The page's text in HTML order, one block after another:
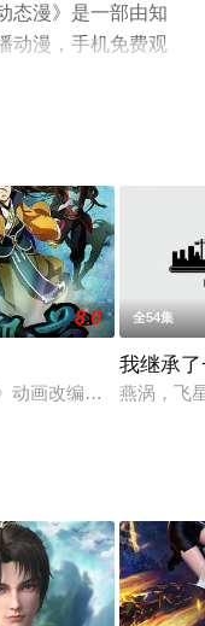
态漫》是一部由知
动漫，手机免费观
电影网，更多剧情
大难降临，舞天姬临
8.0
动画改编自腾讯动漫
全54集
我继承
燕涡，飞